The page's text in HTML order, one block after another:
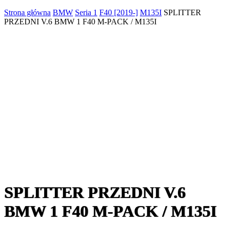
Strona główna BMW Seria 1 F40 [2019-] M135I SPLITTER
PRZEDNI V.6 BMW 1 F40 M-PACK / M135I
SPLITTER PRZEDNI V.6
BMW 1 F40 M-PACK / M135I